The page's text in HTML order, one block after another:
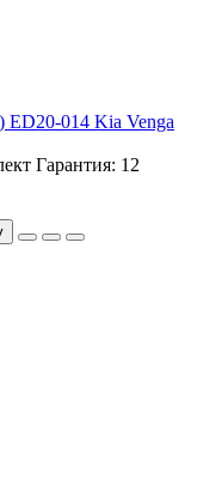
ED20-014 Kia Venga
Гарантия: 12